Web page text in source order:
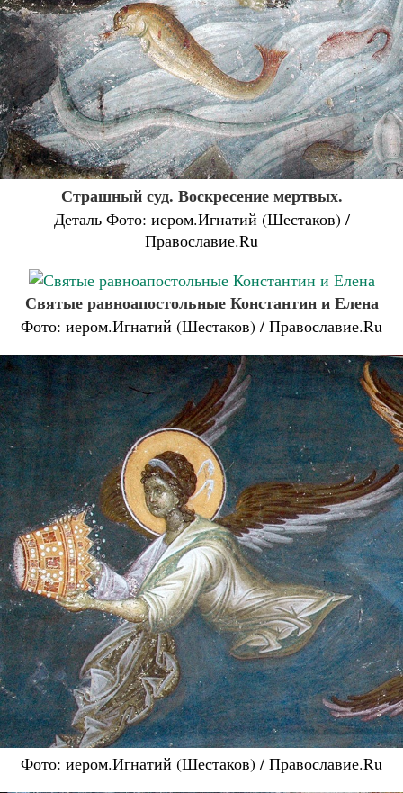
Страшный суд. Воскресение мертвых.
Деталь Фото: иером.Игнатий (Шестаков) /
Православие.Ru
Святые равноапостольные Константин и Елена
Фото: иером.Игнатий (Шестаков) / Православие.Ru
Фото: иером.Игнатий (Шестаков) / Православие.Ru